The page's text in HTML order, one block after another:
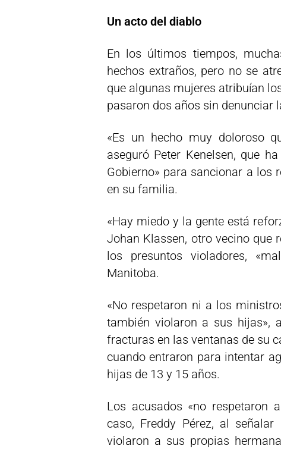
Un acto del diablo
En los últimos tiempos,
hechos extraños, pero no se
que algunas mujeres atribuían
pasaron dos años sin denunciar
«Es un hecho muy doloroso
aseguró Peter Kenelsen, que
Gobierno» para sancionar a los
en su familia.
«Hay miedo y la gente está
Johan Klassen, otro vecino que
los presuntos violadores,
Manitoba.
«No respetaron ni a los
también violaron a sus hijas»,
fracturas en las ventanas de su
cuando entraron para intentar
hijas de 13 y 15 años.
Los acusados «no respetaron
caso, Freddy Pérez, al
violaron a sus propias